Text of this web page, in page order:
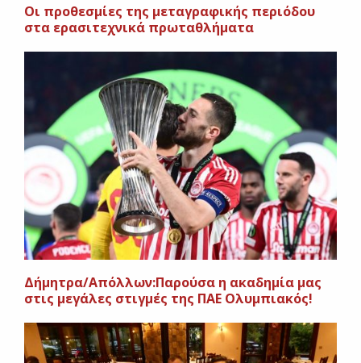
Oι προθεσμίες της μεταγραφικής περιόδου
στα ερασιτεχνικά πρωταθλήματα
Δήμητρα/Απόλλων:Παρούσα η ακαδημία μας
στις μεγάλες στιγμές της ΠΑΕ Ολυμπιακός!